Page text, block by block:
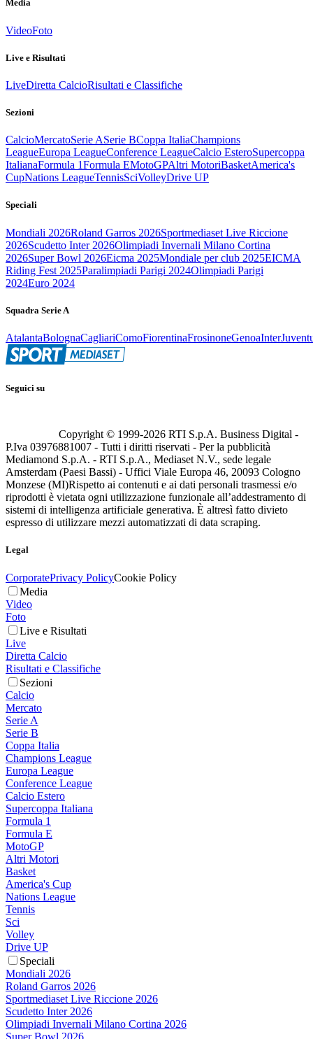
Media
VideoFoto
Live e Risultati
LiveDiretta CalcioRisultati e Classifiche
Sezioni
CalcioMercatoSerie ASerie BCoppa ItaliaChampions
LeagueEuropa LeagueConference LeagueCalcio EsteroSupercoppa
ItalianaFormula 1Formula EMotoGPAltri MotoriBasketAmerica's
CupNations LeagueTennisSciVolleyDrive UP
Speciali
Mondiali 2026Roland Garros 2026Sportmediaset Live Riccione
2026Scudetto Inter 2026Olimpiadi Invernali Milano Cortina
2026Super Bowl 2026Eicma 2025Mondiale per club 2025EICMA
Riding Fest 2025Paralimpiadi Parigi 2024Olimpiadi Parigi
2024Euro 2024
Squadra Serie A
AtalantaBolognaCagliariComoFiorentinaFrosinoneGenoaInter
Seguici su
Copyright © 1999-2026 RTI S.p.A. Business Digital -
P.Iva 03976881007 - Tutti i diritti riservati - Per la pubblicità
Mediamond S.p.A. - RTI S.p.A., Mediaset N.V., sede legale
Amsterdam (Paesi Bassi) - Uffici Viale Europa 46, 20093 Cologno
Monzese (MI)Rispetto ai contenuti e ai dati personali trasmessi e/o
riprodotti è vietata ogni utilizzazione funzionale all’addestramento di
sistemi di intelligenza artificiale generativa. È altresì fatto divieto
espresso di utilizzare mezzi automatizzati di data scraping.
Legal
CorporatePrivacy PolicyCookie Policy
Media
Video
Foto
Live e Risultati
Live
Diretta Calcio
Risultati e Classifiche
Sezioni
Calcio
Mercato
Serie A
Serie B
Coppa Italia
Champions League
Europa League
Conference League
Calcio Estero
Supercoppa Italiana
Formula 1
Formula E
MotoGP
Altri Motori
Basket
America's Cup
Nations League
Tennis
Sci
Volley
Drive UP
Speciali
Mondiali 2026
Roland Garros 2026
Sportmediaset Live Riccione 2026
Scudetto Inter 2026
Olimpiadi Invernali Milano Cortina 2026
Super Bowl 2026